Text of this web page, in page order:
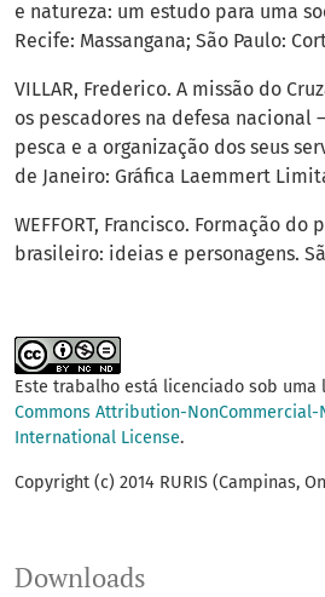
e natureza: um estudo para uma
Recife: Massangana; São Paulo:
VILLAR, Frederico. A missão do
os pescadores na defesa nacional
pesca e a organização dos seus
de Janeiro: Gráfica Laemmert
WEFFORT, Francisco. Formação
brasileiro: ideias e personagens.
Este trabalho está licenciado sob uma
Commons Attribution-NonCommercial-
International License.
Copyright (c) 2014 RURIS (Campinas,
Downloads